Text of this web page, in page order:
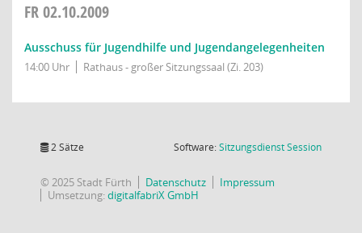
FR02.10.2009
Ausschuss für Jugendhilfe und Jugendangelegenheiten
14:00 Uhr Rathaus - großer Sitzungssaal (Zi. 203)
2 Sätze Software:SitzungsdienstSession(Wird in
© 2025 Stadt Fürth Datenschutz
Impressum
Umsetzung:digitalfabriX GmbH